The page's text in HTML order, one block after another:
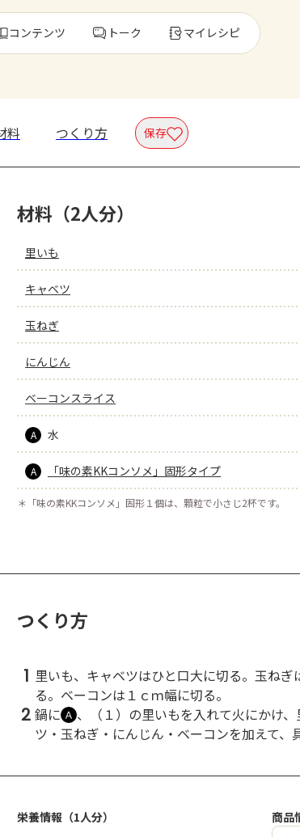
コンテンツ トーク マイレシピ
もっと見る
料 つくり方 保存
材料（2人分）
里いも
キャベツ
玉ねぎ
にんじん
ベーコンスライス
A 水
A 「味の素KKコンソメ」固形タイプ
＊ 「味の素KKコンソメ」固形１個は、顆粒で小さじ2杯です。
つくり方
1 里いも、キャベツはひと口大に切る。玉ねぎ
る。ベーコンは１ｃｍ幅に切る。
2 鍋に Ａ 、（１）の里いもを入れて火にかけ
ツ・玉ねぎ・にんじん・ベーコンを加えて、
栄養情報（1人分）
商品